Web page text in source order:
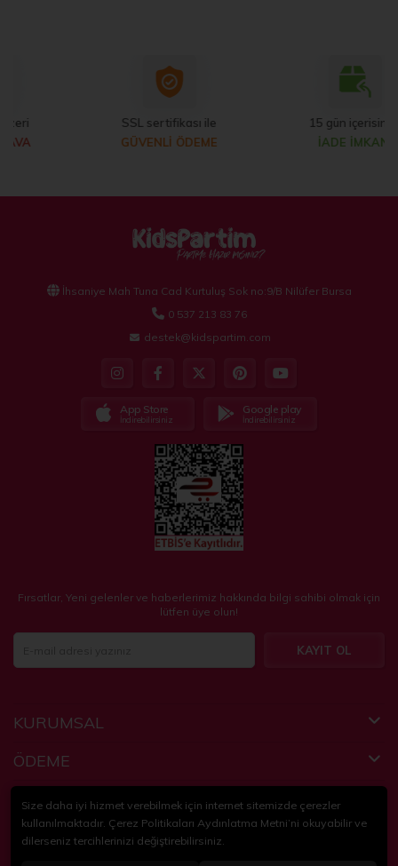
SSL sertifikası ile
GÜVENLİ ÖDEME
15 gün içerisinde
İADE İMKANI
İhsaniye Mah Tuna Cad Kurtuluş Sok no:9/B Nilüfer Bursa
0 537 213 83 76
destek@kidspartim.com
App Store
İndirebilirsiniz
Google play
İndirebilirsiniz
Fırsatlar, Yeni gelenler ve haberlerimiz hakkında bilgi sahibi olmak için
lütfen üye olun!
KAYIT OL
KURUMSAL
ÖDEME
FAYDALI BİLGİLER
© 2018-2024KidsPartim. Tüm hakları saklıdır.
Size daha iyi hizmet verebilmek için internet sitemizde çerezler
kullanılmaktadır. Çerez Politikaları Aydınlatma Metni’ni okuyabilir ve
dilerseniz tercihlerinizi değiştirebilirsiniz.